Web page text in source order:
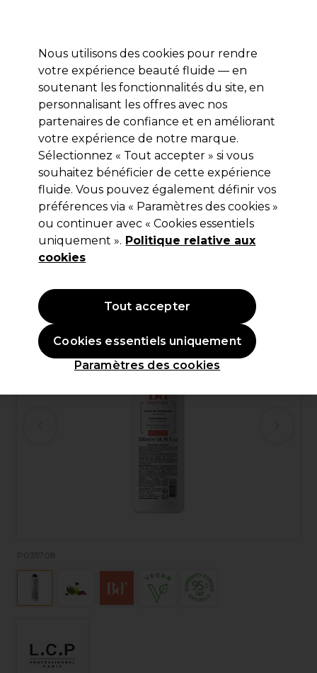
Se connecter
Marques Bons plans Coiffure Electro et Matériel
Livraison et délais
lire la suite
L.C.P Professionnel Paris
L.C.P Professionnel Paris Body Spa
Huile de Modelage au Jojoba 500ml
(0)
28,15 €Hors TVA
P035708
Nous utilisons des cookies pour rendre
votre expérience beauté fluide — en
soutenant les fonctionnalités du site, en
personnalisant les offres avec nos
partenaires de confiance et en améliorant
votre expérience de notre marque.
Sélectionnez « Tout accepter » si vous
souhaitez bénéficier de cette expérience
fluide. Vous pouvez également définir vos
préférences via « Paramètres des cookies »
ou continuer avec « Cookies essentiels
uniquement ». Politique relative aux
cookies
Paramètres des cookies
Cookies essentiels uniquement
Tout accepter